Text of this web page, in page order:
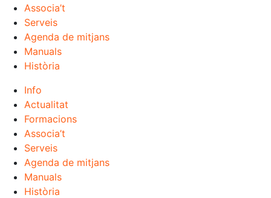
Associa’t
Serveis
Agenda de mitjans
Manuals
Història
Info
Actualitat
Formacions
Associa’t
Serveis
Agenda de mitjans
Manuals
Història